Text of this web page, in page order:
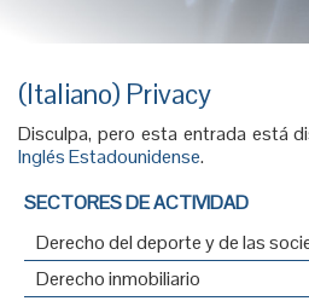
(Italiano) Privacy
Disculpa, pero esta entrada está
Inglés Estadounidense.
SECTORES DE ACTIVIDAD
Derecho del deporte y de las
Derecho inmobiliario